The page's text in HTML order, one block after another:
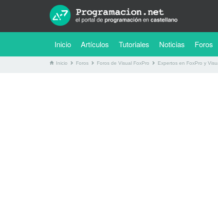
Inicio Artículos Tutoriales (current)
Noticias Foros
Inicio Foros Foros de Visual FoxPro Expertos en FoxPro y